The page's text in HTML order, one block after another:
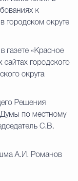
к
городском округе
газете «Красное
городского
округа
Решения
по местному
С.В.
А.И. Романов